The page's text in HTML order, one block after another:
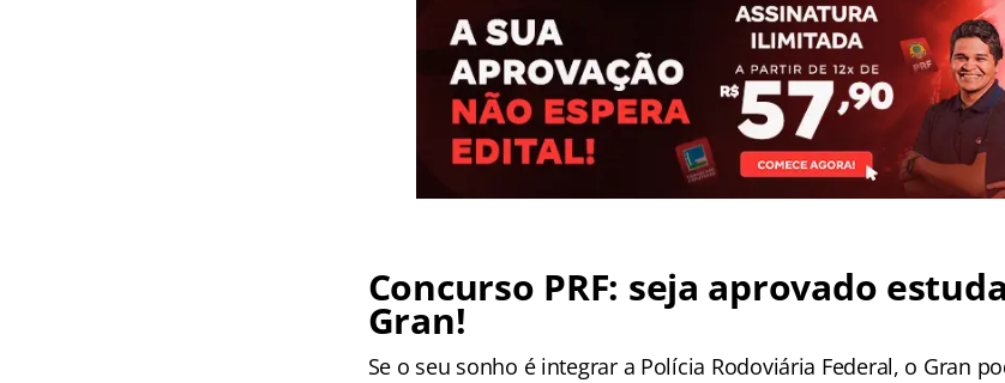
Concurso PRF: seja aprovado
Gran!
Se o seu sonho é integrar a Polícia Rodoviária Federal, o Gran